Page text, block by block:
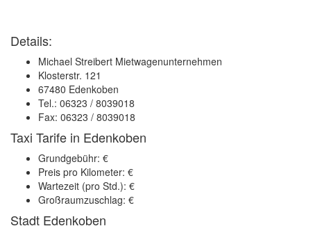
Details:
Michael Streibert Mietwagenunternehmen
Klosterstr. 121
67480 Edenkoben
Tel.: 06323 / 8039018
Fax: 06323 / 8039018
Taxi Tarife in Edenkoben
Grundgebühr: €
Preis pro Kilometer: €
Wartezeit (pro Std.): €
Großraumzuschlag: €
Stadt Edenkoben